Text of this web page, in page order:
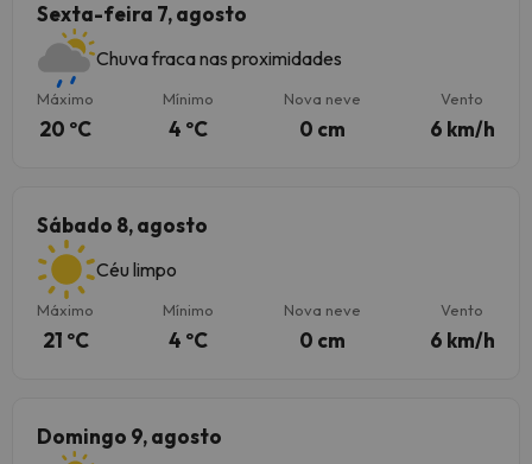
Sexta-feira 7, agosto
Chuva fraca nas proximidades
Máximo
20 ºC
Mínimo
4 ºC
Nova neve
0 cm
Vento
6 km/h
Sábado 8, agosto
Céu limpo
Máximo
21 ºC
Mínimo
4 ºC
Nova neve
0 cm
Vento
6 km/h
Domingo 9, agosto